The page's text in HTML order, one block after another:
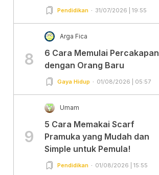
Pendidikan 31/07/2026 | 19:55
8
Arga Fica
6 Cara Memulai Percakapan
dengan Orang Baru
Gaya Hidup 01/08/2026 | 05:57
9
Umam
5 Cara Memakai Scarf
Pramuka yang Mudah dan
Simple untuk Pemula!
Pendidikan 01/08/2026 | 15:55